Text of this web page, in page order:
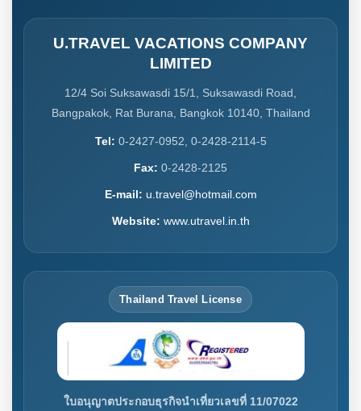
U.TRAVEL VACATIONS COMPANY
LIMITED
12/4 Soi Suksawasdi 15/1, Suksawasdi Road,
Bangpakok, Rat Burana, Bangkok 10140, Thailand
Tel: 0-2427-0952, 0-2428-2114-5
Fax: 0-2428-2125
E-mail: u.travel@hotmail.com
Website: www.utravel.in.th
Thailand Travel License
ใบอนุญาตประกอบธุรกิจนำเที่ยวเลขที่ 11/07022